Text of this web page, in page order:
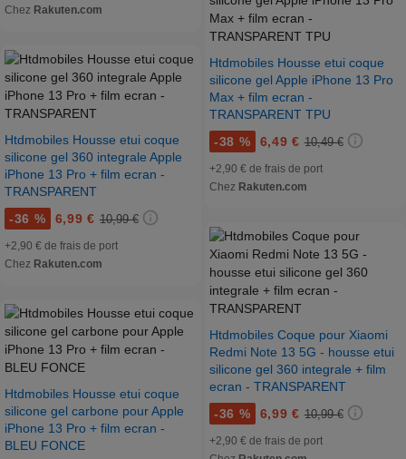
Chez Rakuten.com
Htdmobiles Housse etui coque
silicone gel 360 integrale Apple
iPhone 13 Pro + film ecran -
TRANSPARENT
-36 % 6,99 € 10,99 €
+2,90 € de frais de port
Chez Rakuten.com
Htdmobiles Housse etui coque
silicone gel carbone pour Apple
iPhone 13 Pro + film ecran -
BLEU FONCE
Htdmobiles Housse etui coque
silicone gel Apple iPhone 13 Pro
Max + film ecran -
TRANSPARENT TPU
-38 % 6,49 € 10,49 €
+2,90 € de frais de port
Chez Rakuten.com
Htdmobiles Coque pour Xiaomi
Redmi Note 13 5G - housse etui
silicone gel 360 integrale + film
ecran - TRANSPARENT
-36 % 6,99 € 10,99 €
+2,90 € de frais de port